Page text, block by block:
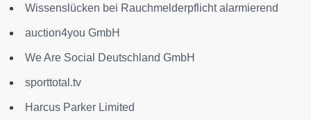
Wissenslücken bei Rauchmelderpflicht alarmierend
auction4you GmbH
We Are Social Deutschland GmbH
sporttotal.tv
Harcus Parker Limited